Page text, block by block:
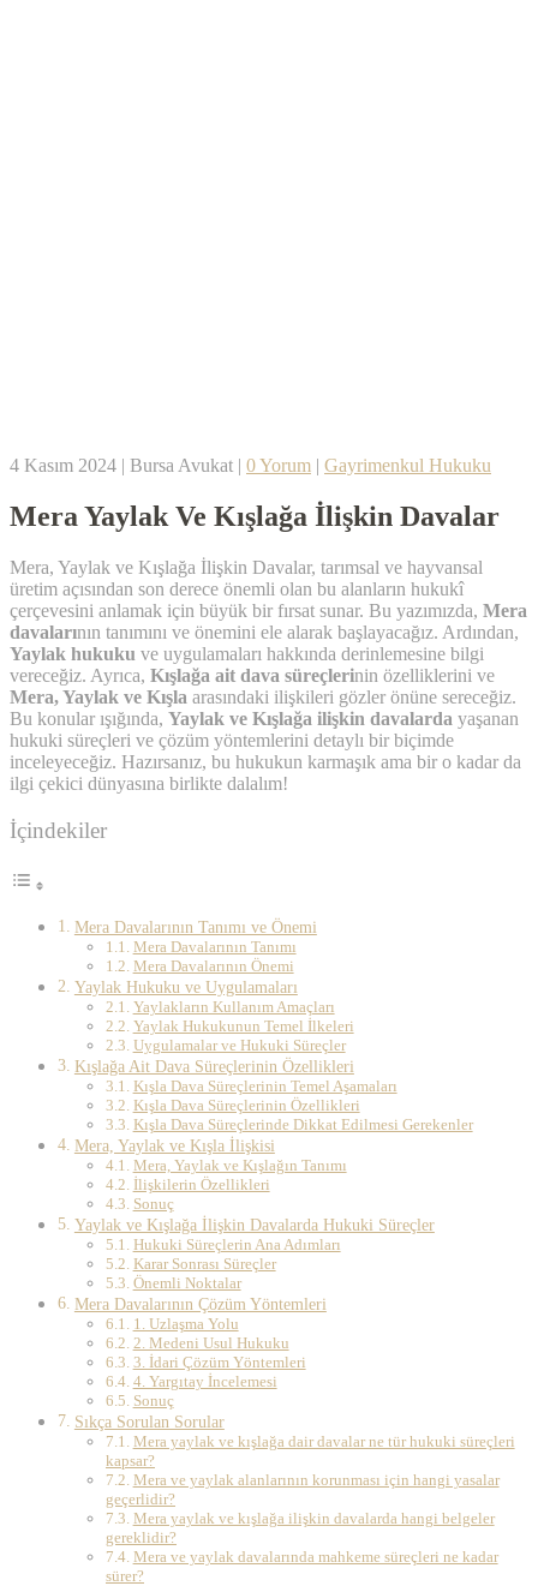
4 Kasım 2024 | Bursa Avukat | 0 Yorum | Gayrimenkul Hukuku
Mera Yaylak Ve Kışlağa İlişkin Davalar
Mera, Yaylak ve Kışlağa İlişkin Davalar, tarımsal ve hayvansal
üretim açısından son derece önemli olan bu alanların hukukî
çerçevesini anlamak için büyük bir fırsat sunar. Bu yazımızda, Mera
davalarının tanımını ve önemini ele alarak başlayacağız. Ardından,
Yaylak hukuku ve uygulamaları hakkında derinlemesine bilgi
vereceğiz. Ayrıca, Kışlağa ait dava süreçlerinin özelliklerini ve
Mera, Yaylak ve Kışla arasındaki ilişkileri gözler önüne sereceğiz.
Bu konular ışığında, Yaylak ve Kışlağa ilişkin davalarda yaşanan
hukuki süreçleri ve çözüm yöntemlerini detaylı bir biçimde
inceleyeceğiz. Hazırsanız, bu hukukun karmaşık ama bir o kadar da
ilgi çekici dünyasına birlikte dalalım!
İçindekiler
Mera Davalarının Tanımı ve Önemi
Mera Davalarının Tanımı
Mera Davalarının Önemi
Yaylak Hukuku ve Uygulamaları
Yaylakların Kullanım Amaçları
Yaylak Hukukunun Temel İlkeleri
Uygulamalar ve Hukuki Süreçler
Kışlağa Ait Dava Süreçlerinin Özellikleri
Kışla Dava Süreçlerinin Temel Aşamaları
Kışla Dava Süreçlerinin Özellikleri
Kışla Dava Süreçlerinde Dikkat Edilmesi Gerekenler
Mera, Yaylak ve Kışla İlişkisi
Mera, Yaylak ve Kışlağın Tanımı
İlişkilerin Özellikleri
Sonuç
Yaylak ve Kışlağa İlişkin Davalarda Hukuki Süreçler
Hukuki Süreçlerin Ana Adımları
Karar Sonrası Süreçler
Önemli Noktalar
Mera Davalarının Çözüm Yöntemleri
1. Uzlaşma Yolu
2. Medeni Usul Hukuku
3. İdari Çözüm Yöntemleri
4. Yargıtay İncelemesi
Sonuç
Sıkça Sorulan Sorular
Mera yaylak ve kışlağa dair davalar ne tür hukuki süreçleri
kapsar?
Mera ve yaylak alanlarının korunması için hangi yasalar
geçerlidir?
Mera yaylak ve kışlağa ilişkin davalarda hangi belgeler
gereklidir?
Mera ve yaylak davalarında mahkeme süreçleri ne kadar
sürer?